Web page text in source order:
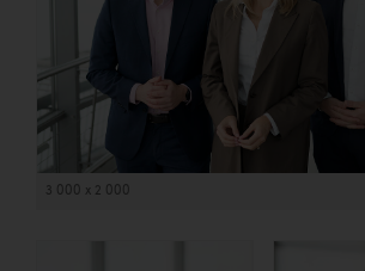
3 000 x 2 000